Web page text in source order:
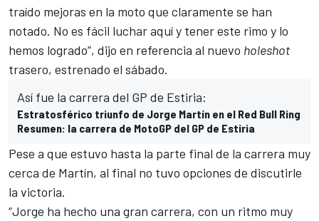
traído mejoras en la moto que claramente se han
notado. No es fácil luchar aquí y tener este rimo y lo
hemos logrado”, dijo en referencia al nuevo holeshot
trasero, estrenado el sábado.
Así fue la carrera del GP de Estiria:
Estratosférico triunfo de Jorge Martín en el Red Bull Ring
Resumen: la carrera de MotoGP del GP de Estiria
Pese a que estuvo hasta la parte final de la carrera muy
cerca de Martín, al final no tuvo opciones de discutirle
la victoria.
“Jorge ha hecho una gran carrera, con un ritmo muy